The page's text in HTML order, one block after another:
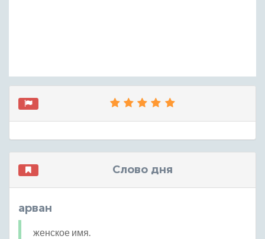
Слово дня
арван
женское имя.